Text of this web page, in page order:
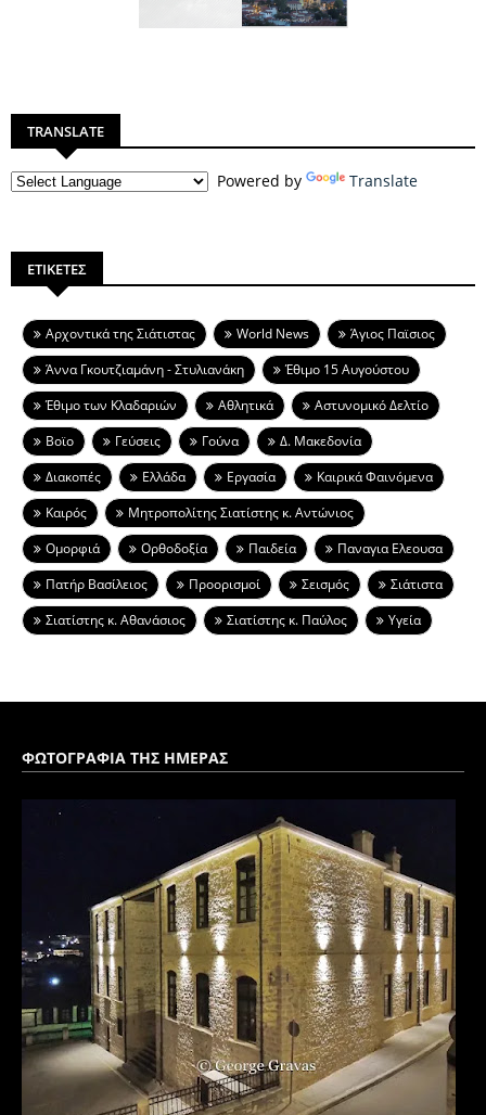
TRANSLATE
Powered by Translate
ΕΤΙΚΕΤΕΣ
Aρχοντικά της Σιάτιστας World News
Άγιος Παϊσιος
Άννα Γκουτζιαμάνη - Στυλιανάκη
Έθιμο 15 Αυγούστου
Έθιμο των Κλαδαριών
Αθλητικά
Αστυνομικό Δελτίο
Βοϊο
Γεύσεις Γούνα
Δ. Μακεδονία
Διακοπές
Ελλάδα Εργασία
Καιρικά Φαινόμενα
Καιρός
Μητροπολίτης Σιατίστης κ. Αντώνιος
Ομορφιά
Ορθοδοξία Παιδεία
Παναγια Ελεουσα
Πατήρ Βασίλειος
Προορισμοί Σεισμός
Σιάτιστα
Σιατίστης κ. Αθανάσιος
Σιατίστης κ. Παύλος Υγεία
ΦΩΤΟΓΡΑΦΙΑ ΤΗΣ ΗΜΕΡΑΣ